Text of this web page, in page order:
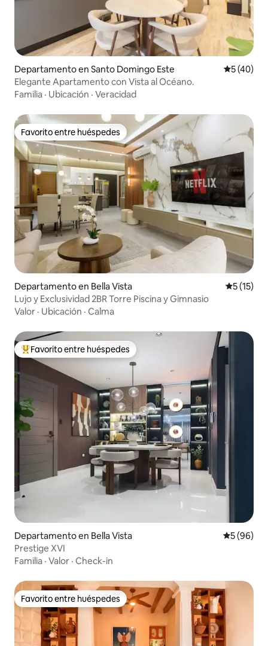
Departamento en Santo Domingo Este
5 (40)
Elegante Apartamento con Vista al Océano.
Familia · Ubicación · Veracidad
Favorito entre huéspedes
Favorito entre huéspedes
Departamento en Bella Vista
5 (15)
Lujo y Exclusividad 2BR Torre Piscina y Gimnasio
Valor · Ubicación · Calma
Favorito entre los huéspedes más destacados
Favorito entre huéspedes
Departamento en Bella Vista
5 (96)
Prestige XVI
Familia · Valor · Check-in
Favorito entre huéspedes
Favorito entre huéspedes